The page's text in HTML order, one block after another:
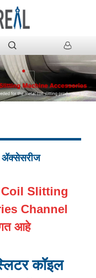
ॲक्सेसरीज
Coil Slitting
Channel
आहे
कॉइल